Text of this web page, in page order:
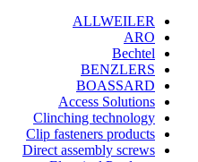
ALLWEILER
ARO
Bechtel
BENZLERS
BOASSARD
Access Solutions
Clinching technology
Clip fasteners products
Direct assembly screws